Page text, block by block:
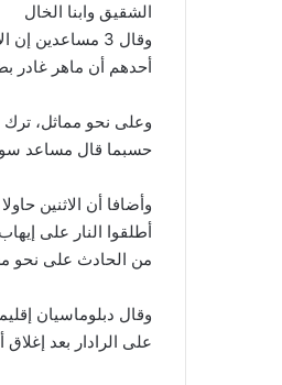
الشقيق وابنا الخال
وقال 3
أحدهم أن ماهر غادر
وعلى نحو مماثل،
حسبما قال مساعد
وأضافا أن الاثنين
أطلقوا النار على
من الحادث على نحو
وقال دبلوماسيان
على الرادار بعد